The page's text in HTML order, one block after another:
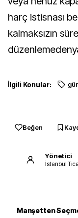
harç istisnası
kalmaksızın
İlgili Konular:
Beğen
Yönetici
İstanbul
Manşetten